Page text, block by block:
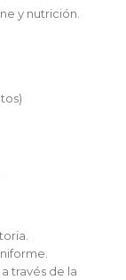
y nutrición.
través de la